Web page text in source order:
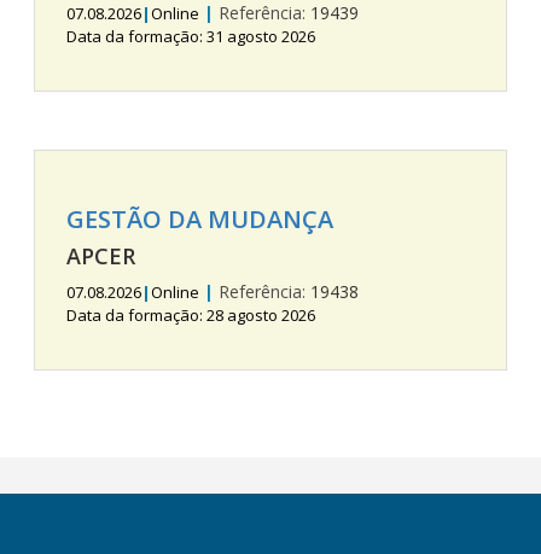
07.08.2026|Online | Referência: 19439
Data da formação: 31 agosto 2026
GESTÃO DA MUDANÇA
APCER
07.08.2026|Online | Referência: 19438
Data da formação: 28 agosto 2026